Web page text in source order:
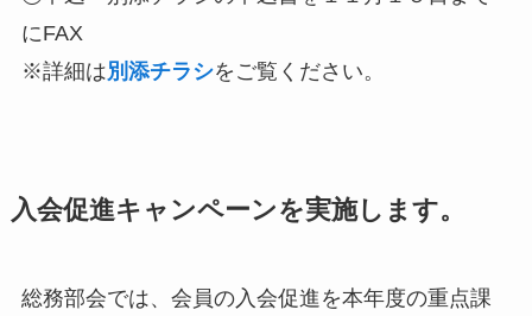
にFAX
※詳細は別添チラシをご覧ください。
入会促進キャンペーンを実施します。
総務部会では、会員の入会促進を本年度の重点課